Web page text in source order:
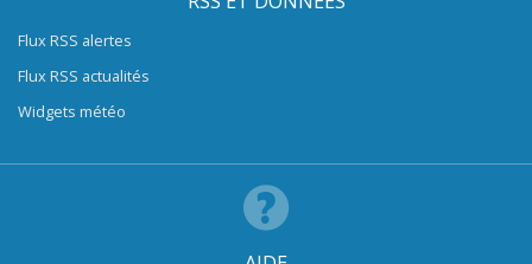
Flux RSS alertes
Flux RSS actualités
Widgets météo